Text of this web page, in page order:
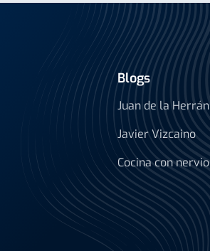
Blogs
Juan de la Herrán
Javier Vizcaino
Cocina con nervio